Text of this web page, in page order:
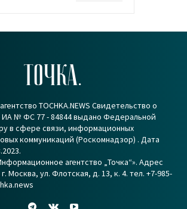
ТОЧКА.
TOCHKA.NEWS Свидетельство о
№ ФС 77 - 84844 выдано Федеральной
в сфере связи, информационных
коммуникаций (Роскомнадзор) . Дата
агентство „Точка“». Адрес
Москва, ул. Флотская, д. 13, к. 4. тел. +7-985-